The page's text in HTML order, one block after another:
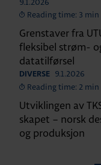
9.1.2026
Reading time: 3 min
Grenstaver fra
fleksibel strøm-
datatilførsel
DIVERSE
9.1.2026
Reading time: 2 min
Utviklingen av
skapet – norsk
og produksjon